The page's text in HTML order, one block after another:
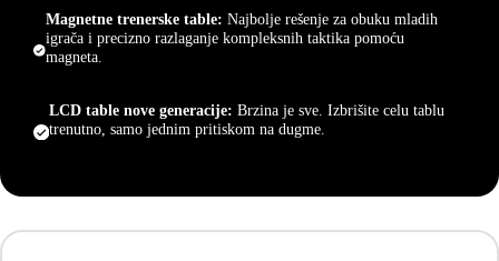
Magnetne trenerske table: Najbolje rešenje za obuku mladih
igrača i precizno razlaganje kompleksnih taktika pomoću
magneta.
LCD table nove generacije: Brzina je sve. Izbrišite celu tablu
trenutno, samo jednim pritiskom na dugme.